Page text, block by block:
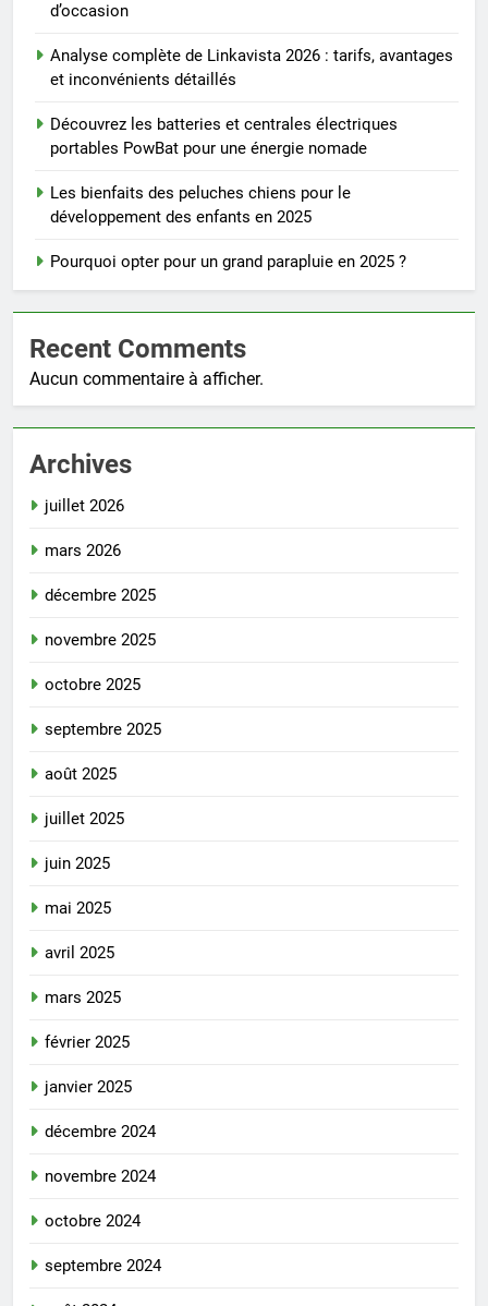
d’occasion
Analyse complète de Linkavista 2026 : tarifs, avantages
et inconvénients détaillés
Découvrez les batteries et centrales électriques
portables PowBat pour une énergie nomade
Les bienfaits des peluches chiens pour le
développement des enfants en 2025
Pourquoi opter pour un grand parapluie en 2025 ?
Recent Comments
Aucun commentaire à afficher.
Archives
juillet 2026
mars 2026
décembre 2025
novembre 2025
octobre 2025
septembre 2025
août 2025
juillet 2025
juin 2025
mai 2025
avril 2025
mars 2025
février 2025
janvier 2025
décembre 2024
novembre 2024
octobre 2024
septembre 2024